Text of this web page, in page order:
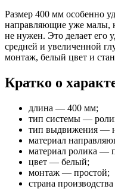
Размер 400 мм особенно
направляющие уже малы,
не нужен. Это делает его
средней и увеличенной
монтаж, белый цвет и
Кратко о
длина — 400 мм;
тип системы —
тип выдвижения —
материал
материал ролика —
цвет — белый;
монтаж — простой;
страна